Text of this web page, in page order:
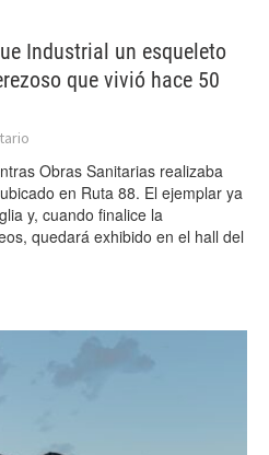
Industrial un esqueleto
que vivió hace 50
Obras Sanitarias realizaba
en Ruta 88. El ejemplar ya
y, cuando finalice la
quedará exhibido en el hall del